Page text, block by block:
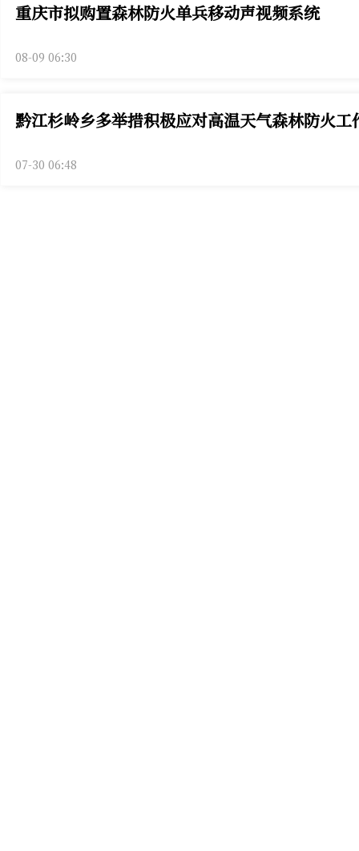
重庆市拟购置森林防火单兵移动声视频系统
08-09 06:30
黔江杉岭乡多举措积极应对高温天气森林防火工
07-30 06:48